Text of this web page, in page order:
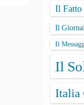
Il
Il
Il
Il
Italia